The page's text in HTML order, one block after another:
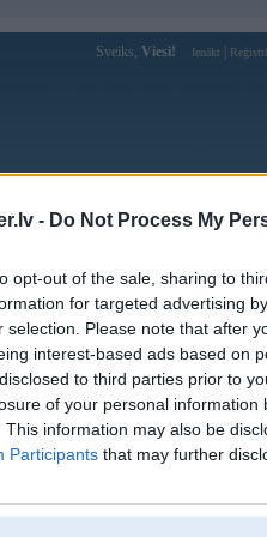
- Do Not Process My
opt-out of the sale, sharing to
for targeted advertising
selection. Please note that after
interest-based ads based on
to third parties prior to
of your personal information
This information may also be
Participants that may further
Sveiks, Viesi! Ienākt
Forums Galerijas
Lietotāja imisss
Lietotājvārds:
Pilsēta:
Braucu ar:
Nodarbošanās:
Ziņojumi forumā: